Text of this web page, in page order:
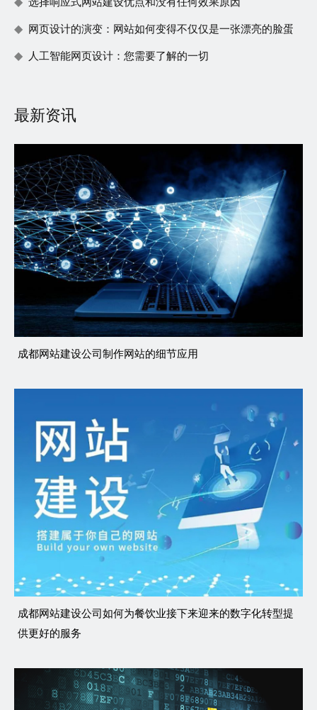
网页设计的演变：网站如何变得不仅仅是一张漂亮的脸蛋
人工智能网页设计：您需要了解的一切
最新资讯
成都网站建设公司制作网站的细节应用
成都网站建设公司如何为餐饮业接下来迎来的数字化转型提
供更好的服务